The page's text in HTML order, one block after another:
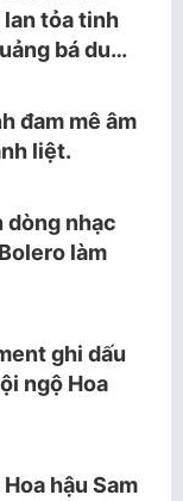
tỏa tinh
bá du…
đam mê âm
liệt.
dòng nhạc
làm
ghi dấu
ngộ Hoa
hậu Sam